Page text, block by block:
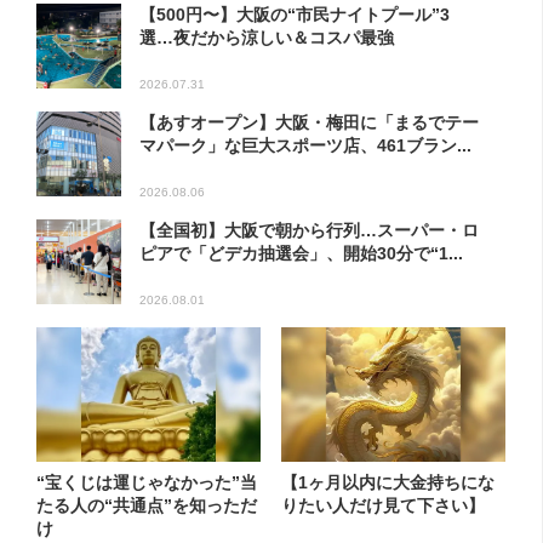
【500円〜】大阪の“市民ナイトプール”3
選…夜だから涼しい＆コスパ最強
2026.07.31
【あすオープン】大阪・梅田に「まるでテー
マパーク」な巨大スポーツ店、461ブラン...
2026.08.06
【全国初】大阪で朝から行列…スーパー・ロ
ピアで「どデカ抽選会」、開始30分で“1...
2026.08.01
“宝くじは運じゃなかった”当
たる人の“共通点”を知っただ
け
【1ヶ月以内に大金持ちにな
りたい人だけ見て下さい】